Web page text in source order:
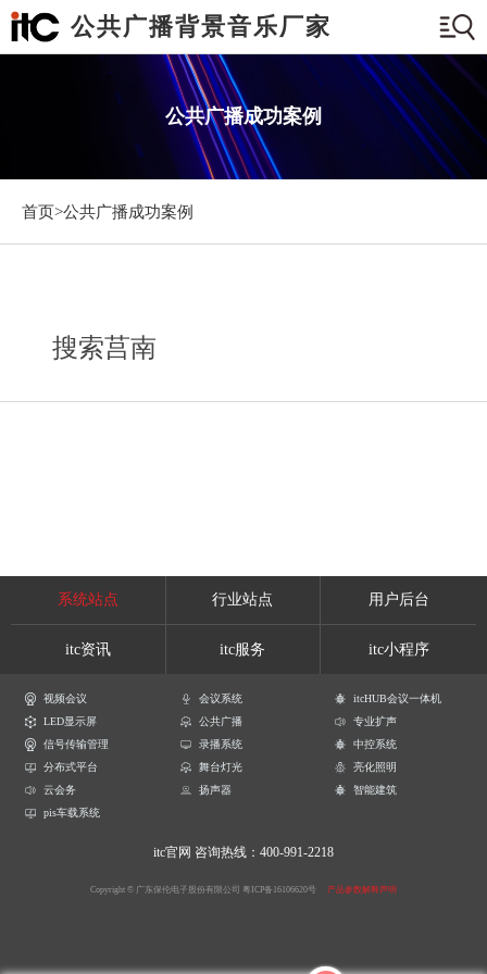
公共广播背景音乐厂家
公共广播成功案例
首页>公共广播成功案例
搜索莒南
系统站点 行业站点 用户后台
itc资讯 itc服务 itc小程序
视频会议 会议系统
itcHUB会议一体机
LED显示屏
公共广播
专业扩声
信号传输管理
录播系统
中控系统
分布式平台
舞台灯光
亮化照明
云会务
扬声器
智能建筑
pis车载系统
itc官网 咨询热线：400-991-2218
Copyright © 广东保伦电子股份有限公司 粤ICP备16106620号 产品参数解释声明